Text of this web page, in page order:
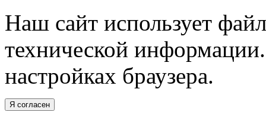
Наш сайт использует
технической
настройках браузера.
Я согласен